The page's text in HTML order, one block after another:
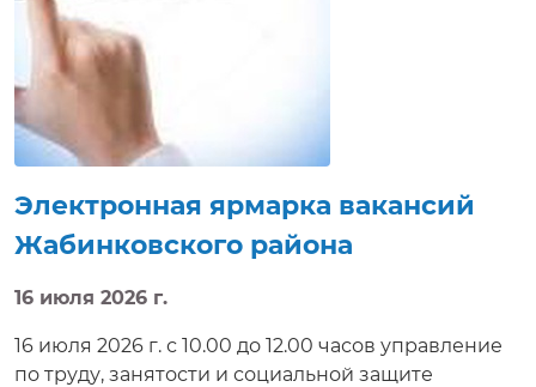
Электронная ярмарка вакансий
Жабинковского района
16 июля 2026 г.
16 июля 2026 г. с 10.00 до 12.00 часов управление
по труду, занятости и социальной защите